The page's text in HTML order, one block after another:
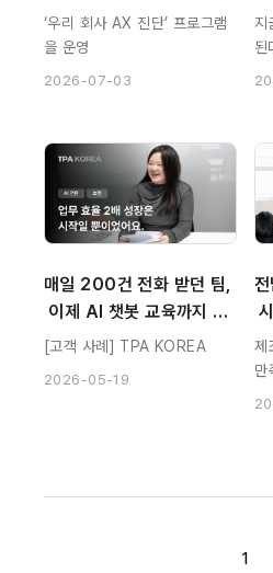
전환 실행 전략 소개
‘우리 회사 AX 진단’ 프로그램
을 운영
2026-07-03
지
된
매일 200건 전화 받던 팀,
이제 AI 챗봇 교육까지 직
접 합니다 | 위시켓 AIDP
[고객 사례] TPA KOREA
2026-05-19
제
1